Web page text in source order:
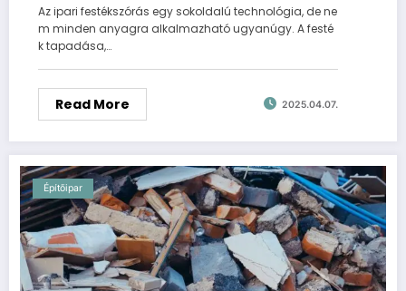
Az ipari festékszórás egy sokoldalú technológia, de ne
m minden anyagra alkalmazható ugyanúgy. A festé
k tapadása,…
Read More 2025.04.07.
Építőipar